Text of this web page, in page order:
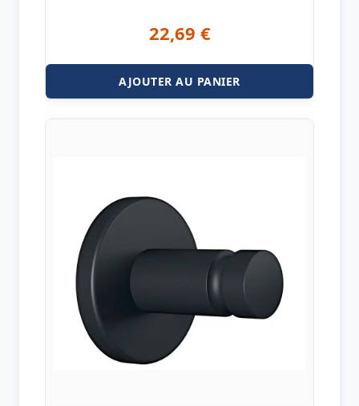
22,69 €
AJOUTER AU PANIER